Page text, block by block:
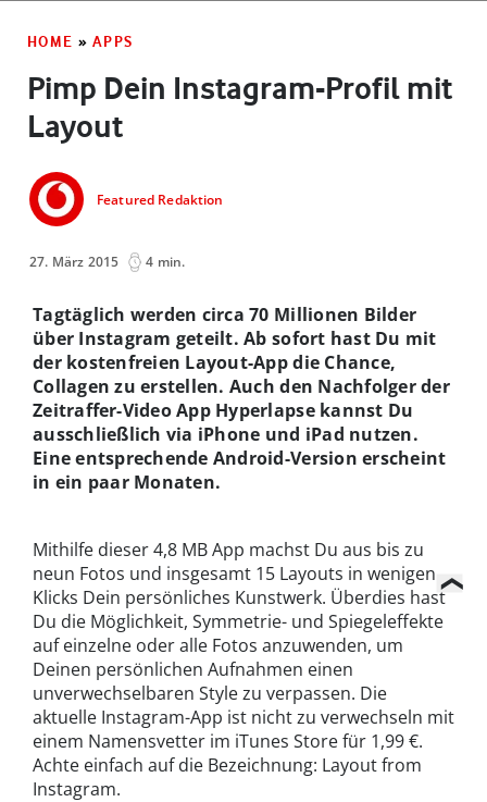
HOME » APPS
Pimp Dein Instagram-Profil mit
Layout
Featured Redaktion
27. März 2015 4 min.
Tagtäglich werden circa 70 Millionen Bilder
über Instagram geteilt. Ab sofort hast Du mit
der kostenfreien Layout-App die Chance,
Collagen zu erstellen. Auch den Nachfolger der
Zeitraffer-Video App Hyperlapse kannst Du
ausschließlich via iPhone und iPad nutzen.
Eine entsprechende Android-Version erscheint
in ein paar Monaten.
Mithilfe dieser 4,8 MB App machst Du aus bis zu
neun Fotos und insgesamt 15 Layouts in wenigen
Klicks Dein persönliches Kunstwerk. Überdies hast
Du die Möglichkeit, Symmetrie- und Spiegeleffekte
auf einzelne oder alle Fotos anzuwenden, um
Deinen persönlichen Aufnahmen einen
unverwechselbaren Style zu verpassen. Die
aktuelle Instagram-App ist nicht zu verwechseln mit
einem Namensvetter im iTunes Store für 1,99 €.
Achte einfach auf die Bezeichnung: Layout from
Instagram.